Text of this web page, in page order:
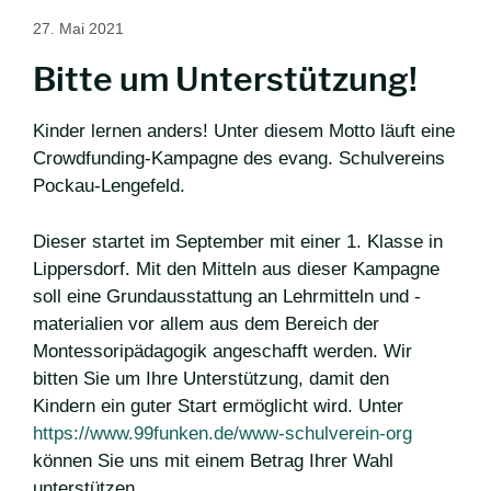
27. Mai 2021
Bitte um Unterstützung!
Kinder lernen anders! Unter diesem Motto läuft eine
Crowdfunding-Kampagne des evang. Schulvereins
Pockau-Lengefeld.
Dieser startet im September mit einer 1. Klasse in
Lippersdorf. Mit den Mitteln aus dieser Kampagne
soll eine Grundausstattung an Lehrmitteln und -
materialien vor allem aus dem Bereich der
Montessoripädagogik angeschafft werden. Wir
bitten Sie um Ihre Unterstützung, damit den
Kindern ein guter Start ermöglicht wird. Unter
https://www.99funken.de/www-schulverein-org
können Sie uns mit einem Betrag Ihrer Wahl